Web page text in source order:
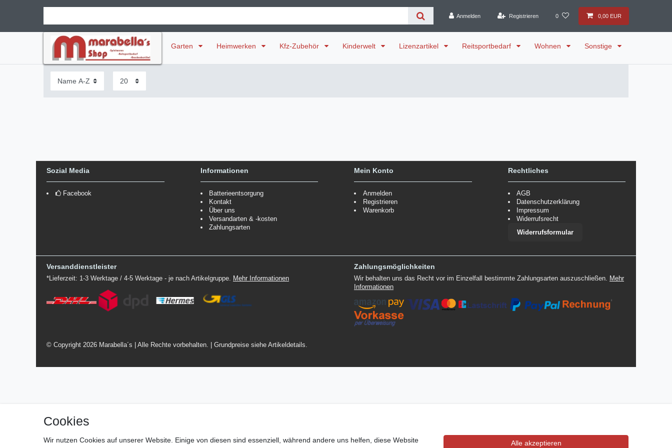
Anmelden Registrieren 0 0,00 EUR
Garten Heimwerken Kfz-Zubehör Kinderwelt Lizenzartikel Reitsportbedarf Wohnen Sonstige
Sozial Media
Facebook
Informationen
Batterieentsorgung
Kontakt
Über uns
Versandarten & -kosten
Zahlungsarten
Mein Konto
Anmelden
Registrieren
Warenkorb
Rechtliches
AGB
Datenschutzerklärung
Impressum
Widerrufsrecht
Widerrufsformular
Versanddienstleister
*Lieferzeit: 1-3 Werktage / 4-5 Werktage - je nach Artikelgruppe. Mehr Informationen
Zahlungsmöglichkeiten
Wir behalten uns das Recht vor im Einzelfall bestimmte Zahlungsarten auszuschließen.
Mehr
Informationen
© Copyright 2026 Marabella´s | Alle Rechte vorbehalten. | Grundpreise siehe Artikeldetails.
Cookies
Wir nutzen Cookies auf unserer Website. Einige von diesen sind essenziell, während andere uns helfen, diese Website
Alle akzeptieren